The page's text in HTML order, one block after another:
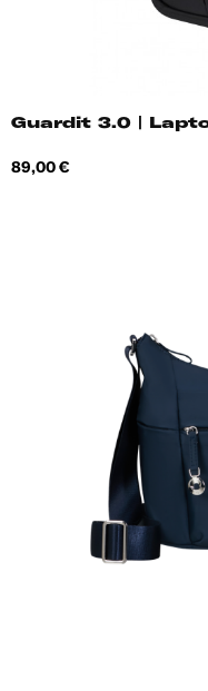
Guardit 3.0 |
Hind
89,00 €